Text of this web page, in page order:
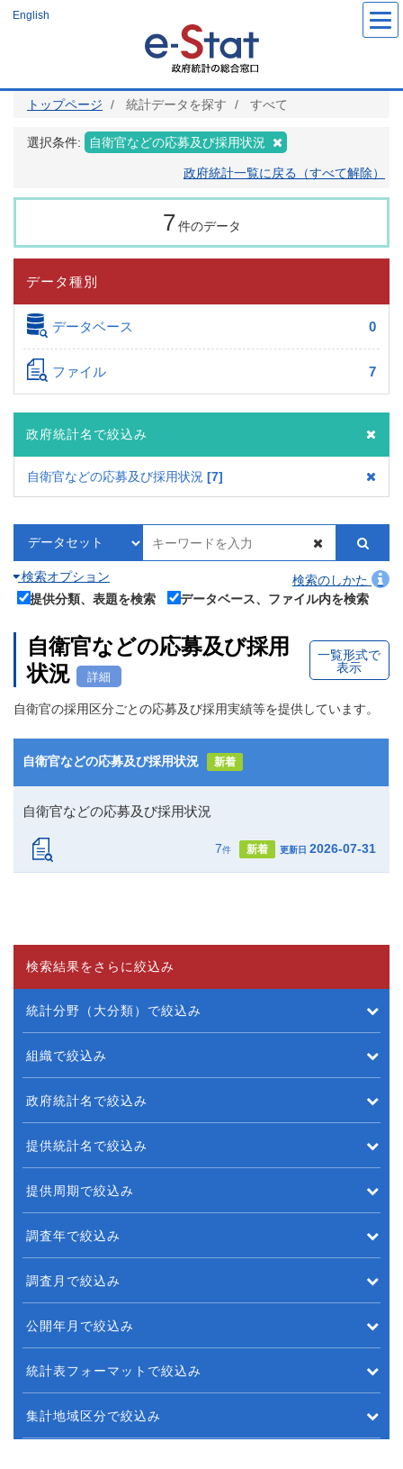
ツ
English
トップページ 統計データを探す すべて
選択条件: 自衛官などの応募及び採用状況
政府統計一覧に戻る（すべて解除）
7 件のデータ
データ種別
データベース 0
ファイル 7
政府統計名で絞込み
自衛官などの応募及び採用状況 7
検索オプション
検索のしかた
提供分類、表題を検索
データベース、ファイル内を検索
自衛官などの応募及び採用
状況
詳細
一覧形式で
表示
自衛官の採用区分ごとの応募及び採用実績等を提供しています。
自衛官などの応募及び採用状況 新着
自衛官などの応募及び採用状況
7件 新着 更新日 2026-07-31
検索結果をさらに絞込み
統計分野（大分類）で絞込み
組織で絞込み
政府統計名で絞込み
提供統計名で絞込み
提供周期で絞込み
調査年で絞込み
調査月で絞込み
公開年月で絞込み
統計表フォーマットで絞込み
集計地域区分で絞込み